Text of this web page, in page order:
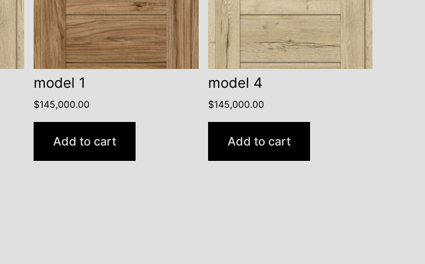
model 1
$145,000.00
Add to cart
model 4
$145,000.00
Add to cart